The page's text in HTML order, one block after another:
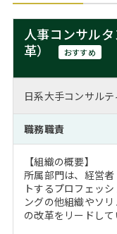
MBAの転職事例
MBAからのFAQ
MBA留学生数の推移
インターン受入企業一覧
MBAを生かす求人特集
年齢と年収の相関図
よくある面接Q&A集
転職成功への4つの鍵
注目企業インタビュー
キャリアフォーラム
Career Talk Live
MBA NETWORKING
採用情報
ニュースリリース
人事コンサル
革）
おすすめ
日系大手コンサル
職務職責
【組織の概要】
所属部門は、経営
トするプロフェッ
ングの他組織やソ
の改革をリードして